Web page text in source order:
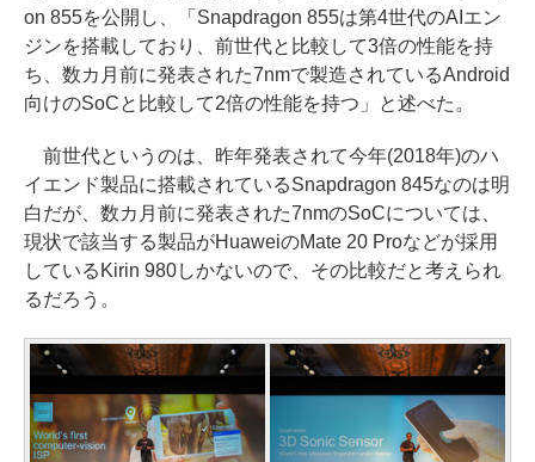
on 855を公開し、「Snapdragon 855は第4世代のAIエン
ジンを搭載しており、前世代と比較して3倍の性能を持
ち、数カ月前に発表された7nmで製造されているAndroid
向けのSoCと比較して2倍の性能を持つ」と述べた。
前世代というのは、昨年発表されて今年(2018年)のハ
イエンド製品に搭載されているSnapdragon 845なのは明
白だが、数カ月前に発表された7nmのSoCについては、
現状で該当する製品がHuaweiのMate 20 Proなどが採用
しているKirin 980しかないので、その比較だと考えられ
るだろう。